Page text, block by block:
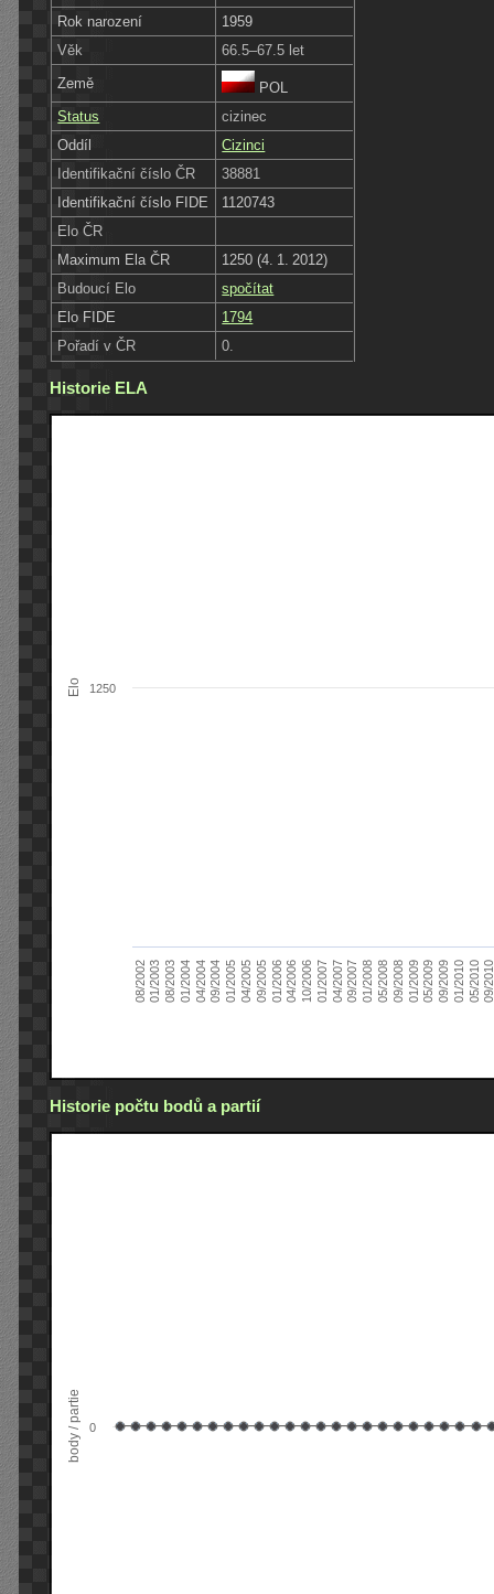
Rok narození
1959
Věk
66.5–67.5 let
Země
POL
Status
cizinec
Oddíl
Cizinci
Identifikační číslo ČR
38881
Identifikační číslo FIDE
1120743
Elo ČR
Maximum Ela ČR
1250 (4. 1. 2012)
Budoucí Elo
spočítat
Elo FIDE
1794
Pořadí v ČR
0.
Historie ELA
Elo
08/200201/200308/200301/200404/200409/200401/200504/200509/200501/200604/200610/200601/200704/200709/200701/200805/200809/200801/200905/200909/200901/201005/201009/
1250
Historie počtu bodů a partií
body / partie 0